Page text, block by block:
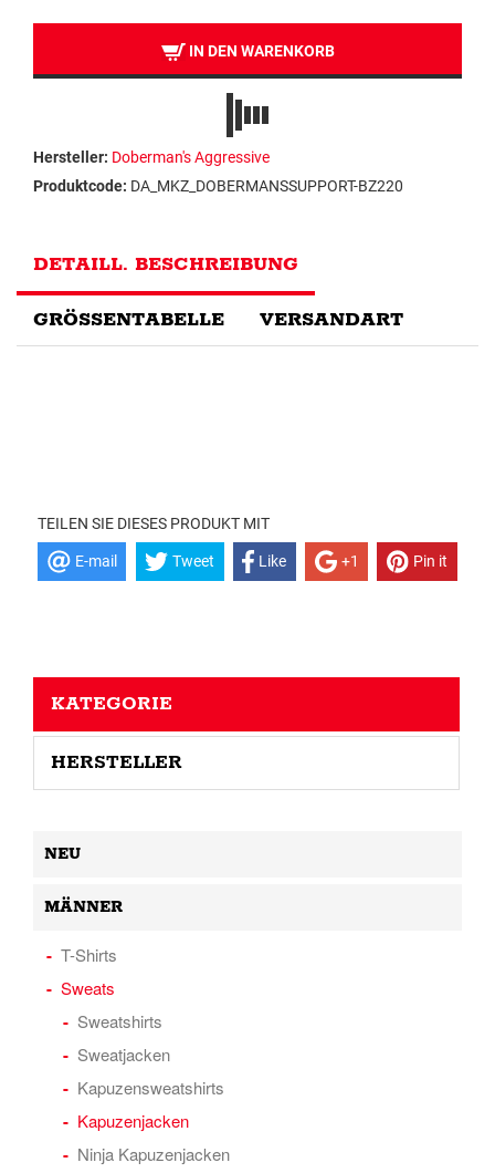
IN DEN WARENKORB
Hersteller: Doberman's Aggressive
Produktcode: DA_MKZ_DOBERMANSSUPPORT-BZ220
DETAILL. BESCHREIBUNG
GRÖSSENTABELLE VERSANDART
TEILEN SIE DIESES PRODUKT MIT
E-mail Tweet Like +1 Pin it
KATEGORIE
HERSTELLER
NEU
MÄNNER
T-Shirts
Sweats
Sweatshirts
Sweatjacken
Kapuzensweatshirts
Kapuzenjacken
Ninja Kapuzenjacken